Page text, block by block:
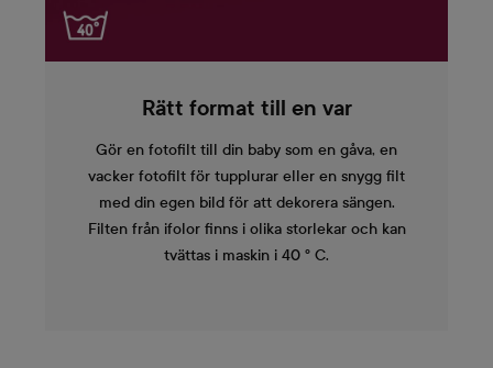
Rätt format till en var
Gör en fotofilt till din baby som en gåva, en
vacker fotofilt för tupplurar eller en snygg filt
med din egen bild för att dekorera sängen.
Filten från ifolor finns i olika storlekar och kan
tvättas i maskin i 40 ° C.